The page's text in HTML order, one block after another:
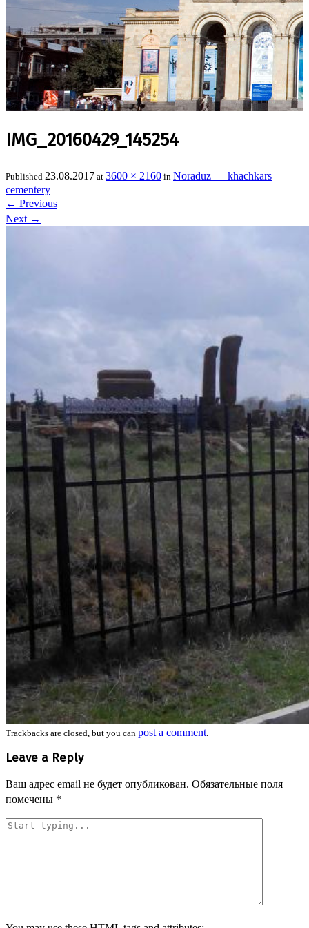
IMG_20160429_145254
Published 23.08.2017 at 3600 × 2160 in Noraduz — khachkars
cementery
← Previous
Next →
Trackbacks are closed, but you can post a comment.
Leave a Reply
Ваш адрес email не будет опубликован. Обязательные поля
помечены *